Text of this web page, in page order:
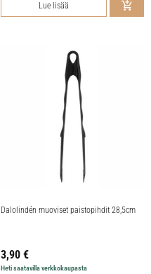
Lue lisää
Dalolindén muoviset paistopihdit 28,5cm
3,90 €
Heti saatavilla verkkokaupasta